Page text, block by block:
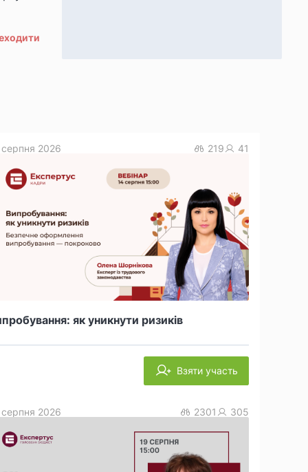
як уникнути ризиків
серпня 2026 219 41
Взяти участь
серпня 2026 2301 305